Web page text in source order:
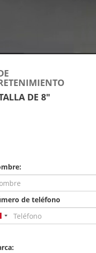
DE 8"
de teléfono